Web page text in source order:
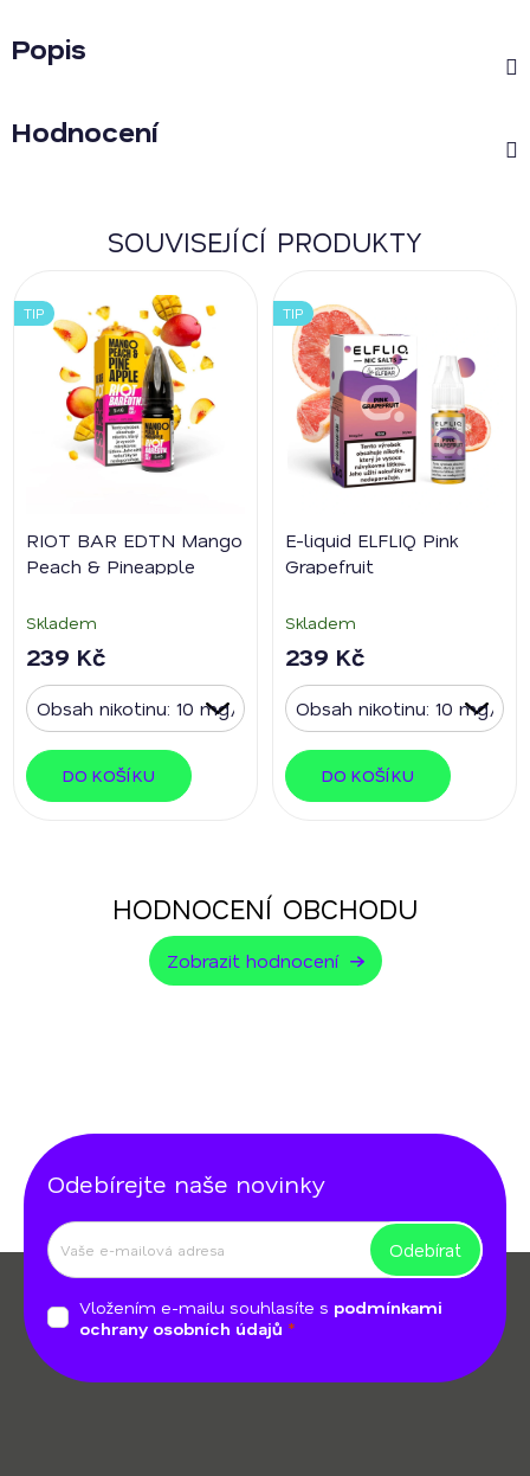
Popis
Hodnocení
SOUVISEJÍCÍ PRODUKTY
TIP
RIOT BAR EDTN Mango
Peach & Pineapple
Skladem
239 Kč
DO KOŠÍKU
TIP
E-liquid ELFLIQ Pink
Grapefruit
Skladem
239 Kč
DO KOŠÍKU
HODNOCENÍ OBCHODU
Zobrazit hodnocení
Odebírejte naše novinky
Vložením e-mailu souhlasíte s podmínkami
ochrany osobních údajů
Odebírat